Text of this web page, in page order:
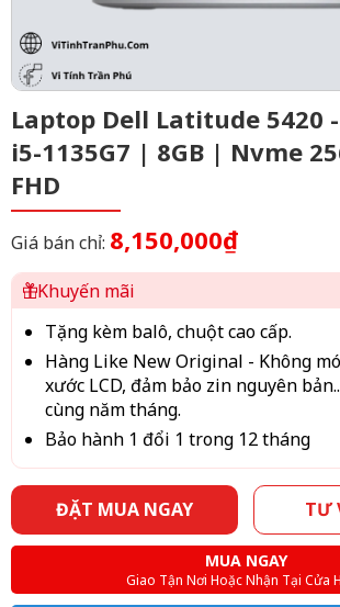
Laptop Dell Latitude 5420
i5-1135G7 | 8GB | Nvme
FHD
Giá bán chỉ: 8,150,000₫
Khuyến mãi
Tặng kèm balô, chuột cao cấp.
Hàng Like New Original - Không
xước LCD, đảm bảo zin nguyên
cùng năm tháng.
Bảo hành 1 đổi 1 trong 12 tháng
ĐẶT MUA NGAY TƯ
MUA NGAY
Giao Tận Nơi Hoặc Nhận Tại Cửa